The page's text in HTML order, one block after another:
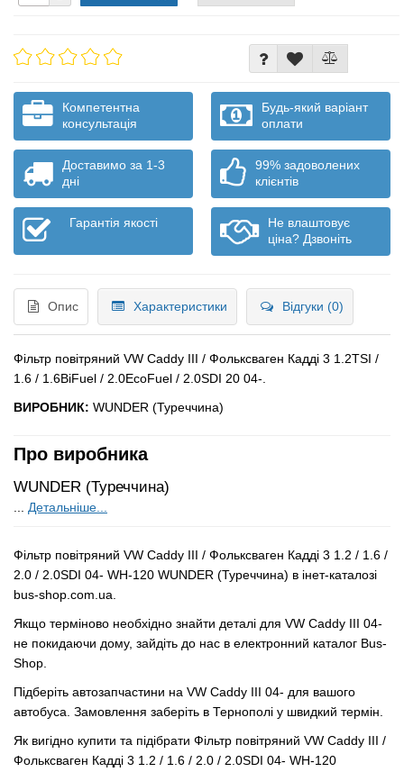
Компетентна
консультація
Будь-який варіант
оплати
Доставимо за 1-3
дні
99% задоволених
клієнтів
Гарантія якості
Не влаштовує
ціна? Дзвоніть
Опис Характеристики Відгуки (0)
Фільтр повітряний VW Caddy III / Фольксваген Кадді 3 1.2TSI /
1.6 / 1.6BiFuel / 2.0EcoFuel / 2.0SDI 20 04-.
ВИРОБНИК: WUNDER (Туреччина)
Про виробника
WUNDER (Туреччина)
Детальніше...
Фільтр повітряний VW Caddy III / Фольксваген Кадді 3 1.2 / 1.6 /
2.0 / 2.0SDI 04- WH-120 WUNDER (Туреччина) в інет-каталозі
bus-shop.com.ua.
Якщо терміново необхідно знайти деталі для VW Caddy III 04-
не покидаючи дому, зайдіть до нас в електронний каталог Bus-
Shop.
Підберіть автозапчастини на VW Caddy III 04- для вашого
автобуса. Замовлення заберіть в Тернополі у швидкий термін.
Як вигідно купити та підібрати Фільтр повітряний VW Caddy III /
Фольксваген Кадді 3 1.2 / 1.6 / 2.0 / 2.0SDI 04- WH-120